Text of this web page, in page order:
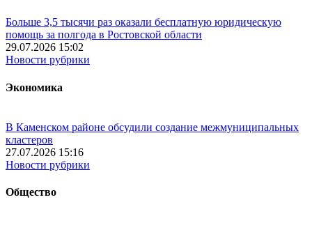
Больше 3,5 тысячи раз оказали бесплатную юридическую
помощь за полгода в Ростовской области
29.07.2026 15:02
Новости рубрики
Экономика
В Каменском районе обсудили создание межмуниципальных
кластеров
27.07.2026 15:16
Новости рубрики
Общество